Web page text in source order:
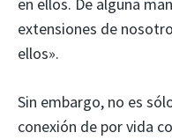
extensiones de
ellos».
Sin embargo, no es
conexión de por vida